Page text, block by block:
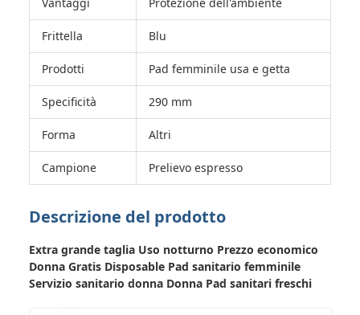
Frittella Blu
Prodotti Pad femminile usa e getta
Specificità 290 mm
Forma Altri
Campione Prelievo espresso
Descrizione del prodotto
Extra grande taglia Uso notturno Prezzo economico
Donna Gratis Disposable Pad sanitario femminile
Servizio sanitario donna Donna Pad sanitari freschi